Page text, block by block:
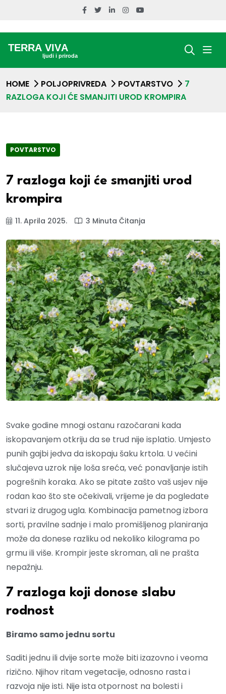
HOME POLJOPRIVREDA POVTARSTVO
7
RAZLOGA KOJI ĆE SMANJITI UROD KROMPIRA
POVTARSTVO
7 razloga koji će smanjiti urod
krompira
11. Aprila 2025. 3 Minuta Čitanja
Svake godine mnogi ostanu razočarani kada
iskopavanjem otkriju da se trud nije isplatio. Umjesto
punih gajbi jedva da iskopaju šaku krtola. U većini
slučajeva uzrok nije loša sreća, već ponavljanje istih
pogrešnih koraka. Ako se pitate zašto vaš usjev nije
rodan kao što ste očekivali, vrijeme je da pogledate
stvari iz drugog ugla. Kombinacija pametnog izbora
sorti, pravilne sadnje i malo promišljenog planiranja
može da donese razliku od nekoliko kilograma po
grmu ili više. Krompir jeste skroman, ali ne prašta
nepažnju.
7 razloga koji donose slabu
rodnost
Biramo samo jednu sortu
Saditi jednu ili dvije sorte može biti izazovno i veoma
rizično. Njihov ritam vegetacije, odnosno rasta i
razvoja nije isti. Nije ista otpornost na bolesti i